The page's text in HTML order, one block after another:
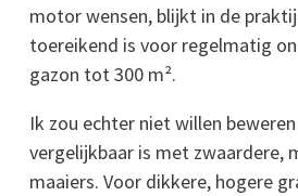
motor wensen, blijkt in de
toereikend is voor regelmatig
gazon tot 300 m².
Ik zou echter niet willen
vergelijkbaar is met zwaardere,
maaiers. Voor dikkere, hogere